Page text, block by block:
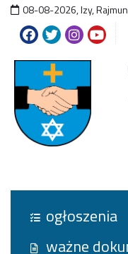
08-08-2026,Izy,
ogłoszenia
ważne